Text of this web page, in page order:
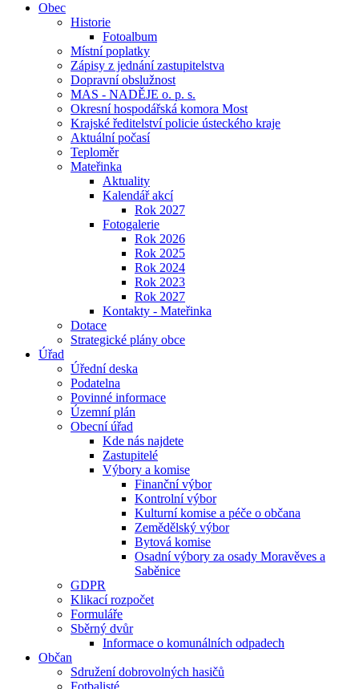
Obec
Historie
Fotoalbum
Místní poplatky
Zápisy z jednání zastupitelstva
Dopravní obslužnost
MAS - NADĚJE o. p. s.
Okresní hospodářská komora Most
Krajské ředitelství policie ústeckého kraje
Aktuální počasí
Teploměr
Mateřinka
Aktuality
Kalendář akcí
Rok 2027
Fotogalerie
Rok 2026
Rok 2025
Rok 2024
Rok 2023
Rok 2027
Kontakty - Mateřinka
Dotace
Strategické plány obce
Úřad
Úřední deska
Podatelna
Povinné informace
Územní plán
Obecní úřad
Kde nás najdete
Zastupitelé
Výbory a komise
Finanční výbor
Kontrolní výbor
Kulturní komise a péče o občana
Zemědělský výbor
Bytová komise
Osadní výbory za osady Moravěves a
Saběnice
GDPR
Klikací rozpočet
Formuláře
Sběrný dvůr
Informace o komunálních odpadech
Občan
Sdružení dobrovolných hasičů
Fotbalisté